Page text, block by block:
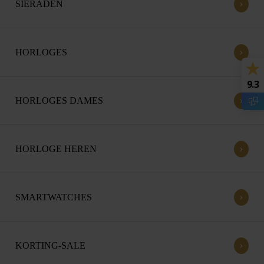
SIERADEN ›
HORLOGES ›
HORLOGES DAMES ›
HORLOGE HEREN ›
SMARTWATCHES ›
KORTING-SALE ›
9.3